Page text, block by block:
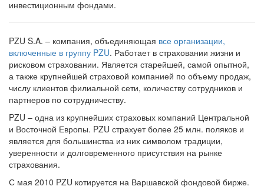
инвестиционным фондами.
PZU S.A. – компания, объединяющая все организации,
включенные в группу PZU. Работает в страховании жизни и
рисковом страховании. Является старейшей, самой опытной,
а также крупнейшей страховой компанией по объему продаж,
числу клиентов филиальной сети, количеству сотрудников и
партнеров по сотрудничеству.
PZU – одна из крупнейших страховых компаний Центральной
и Восточной Европы. PZU страхует более 25 млн. поляков и
является для большинства из них символом традиции,
уверенности и долговременного присутствия на рынке
страхования.
С мая 2010 PZU котируется на Варшавской фондовой бирже.